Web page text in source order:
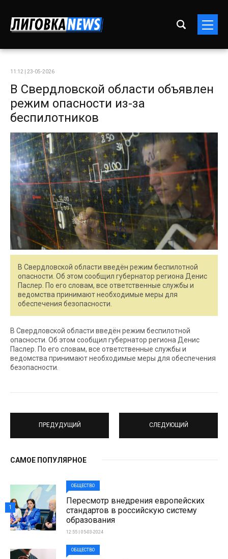
11:12 | 23-05-2026
В Свердловской области объявлен
режим опасности из-за
беспилотников
В Свердловской области введён режим беспилотной
опасности. Об этом сообщил губернатор региона Денис
Паслер. По его словам, все ответственные службы и
ведомства принимают необходимые меры для
обеспечения безопасности.
В Свердловской области введён режим беспилотной
опасности. Об этом сообщил губернатор региона Денис
Паслер. По его словам, все ответственные службы и
ведомства принимают необходимые меры для обеспечения
безопасности.
ПРЕДУДУЩИЙ СЛЕДУЮЩИЙ
САМОЕ ПОПУЛЯРНОЕ
ОБЩЕСТВО
Пересмотр внедрения европейских
стандартов в российскую систему
образования
12:55 | 05-03-2024
1
ОБЩЕСТВО